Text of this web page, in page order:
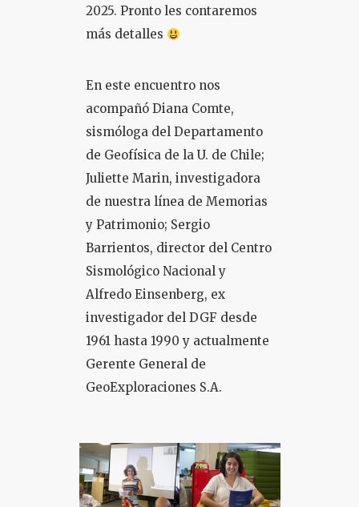
2025. Pronto les contaremos
más detalles
En este encuentro nos
acompañó Diana Comte,
sismóloga del Departamento
de Geofísica de la U. de Chile;
Juliette Marin, investigadora
de nuestra línea de Memorias
y Patrimonio; Sergio
Barrientos, director del Centro
Sismológico Nacional y
Alfredo Einsenberg, ex
investigador del DGF desde
1961 hasta 1990 y actualmente
Gerente General de
GeoExploraciones S.A.